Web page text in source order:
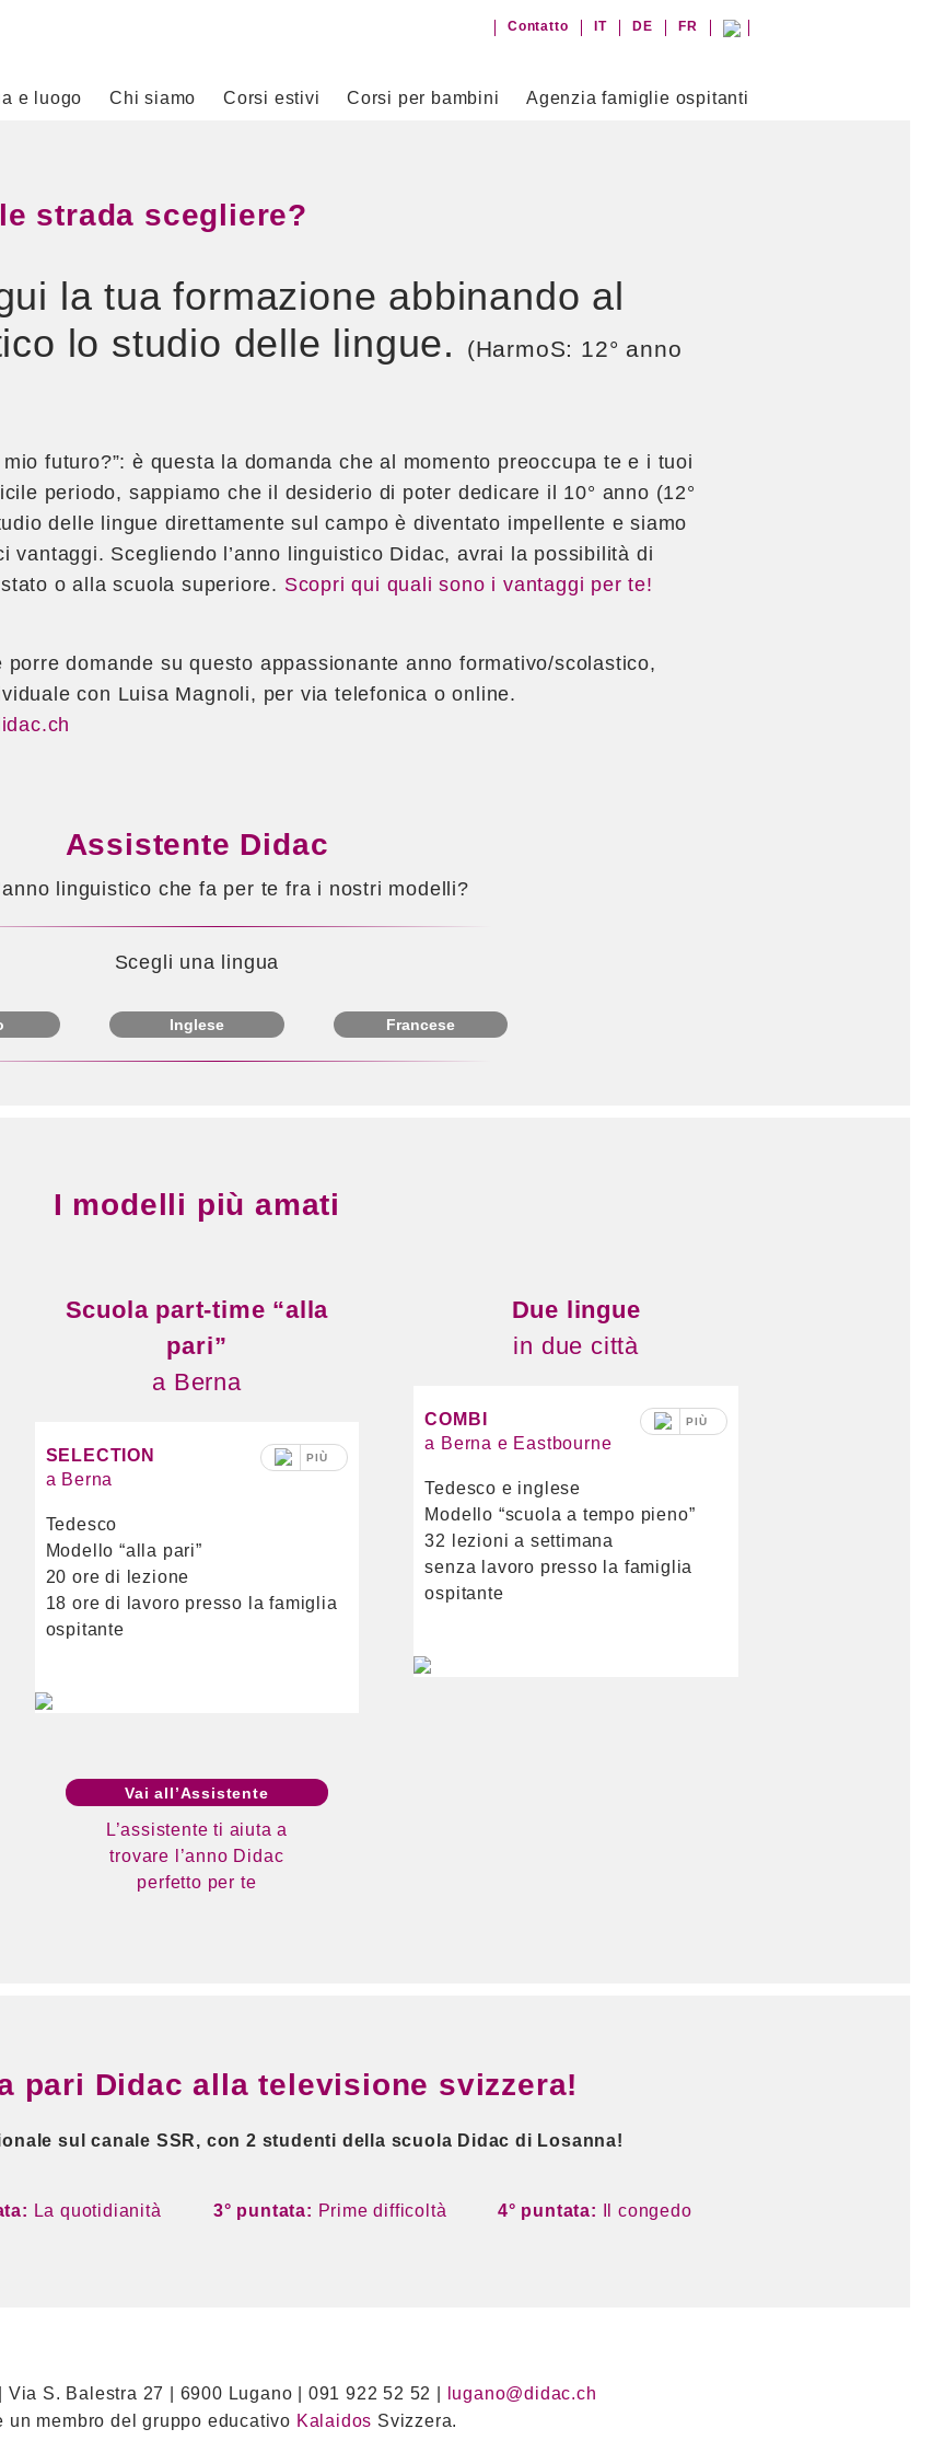
e luogo Chi siamo Corsi estivi Corsi per bambini Agenzia famiglie ospitanti
Contatto IT DE FR
strada scegliere?
la tua formazione abbinando al
lo studio delle lingue.
(HarmoS: 12° anno
futuro?”: è questa la domanda che al momento preoccupa te e i tuoi
periodo, sappiamo che il desiderio di poter dedicare il 10° anno (12°
delle lingue direttamente sul campo è diventato impellente e siamo
vantaggi. Scegliendo l’anno linguistico Didac, avrai la possibilità di
o alla scuola superiore. Scopri qui quali sono i vantaggi per te!
domande su questo appassionante anno formativo/scolastico,
con Luisa Magnoli, per via telefonica o online.
Assistente Didac
linguistico che fa per te fra i nostri modelli?
Scegli una lingua
Inglese Francese
I modelli più amati
Scuola part-time “alla
pari”
a Berna
SELECTION
a Berna
Tedesco
Modello “alla pari”
20 ore di lezione
18 ore di lavoro presso la famiglia
ospitante
PIÙ
Due lingue
in due città
COMBI
a Berna e Eastbourne
Tedesco e inglese
Modello “scuola a tempo pieno”
32 lezioni a settimana
senza lavoro presso la famiglia
ospitante
PIÙ
Vai all’Assistente
L’assistente ti aiuta a
trovare l’anno Didac
perfetto per te
pari Didac alla televisione svizzera!
sul canale SSR, con 2 studenti della scuola Didac di Losanna!
La quotidianità 3° puntata: Prime difficoltà 4° puntata: Il congedo
| Via S. Balestra 27 | 6900 Lugano | 091 922 52 52 |
lugano@didac.ch
un membro del gruppo educativo Kalaidos Svizzera.